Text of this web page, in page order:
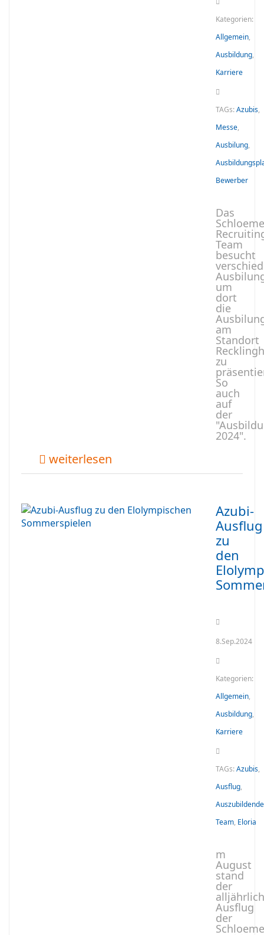
Kategorien:
Allgemein,
Ausbildung,
Karriere
TAGs:Azubis,
Messe,
Ausbilung,
Bewerber
Das
Team
besucht
um
dort
die
am
Standort
zu
So
auch
auf
der
2024".
weiterlesen
Azubi-
Ausflug
zu
den
8.Sep.2024
Kategorien:
Allgemein,
Ausbildung,
Karriere
TAGs:Azubis,
Ausflug,
Auszubildende
Team, Eloria
m
August
stand
der
Ausflug
der